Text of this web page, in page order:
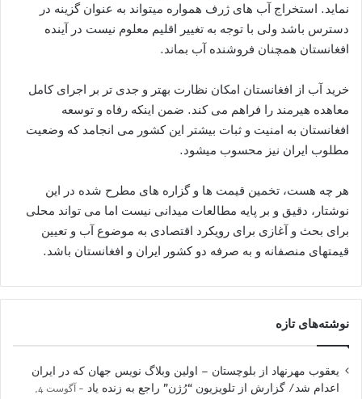
نماید. استخراج آب های ژرف همواره میتواند به عنوان گزینه در
دسترس باشد ولی با توجه به تغییر اقلیم معلوم نیست در آینده
افغانستان همچنان فروشنده آب بماند.
خرید آب از افغانستان امکان نظارت بهتر و جدی تر بر اجرای کامل
معاهده هیرمند را فراهم می کند. ضمن اینکه رفاه و توسعه
افغانستان به امنیت و ثبات بیشتر این کشور می انجامد که وضعیت
مطلوب ایران نیز محسوب میشود.
هر چه هست، تخمین قیمت ها و گزاره های مطرح شده در این
نوشتار، دقیق و بر پایه مطالعات میدانی نیست اما می تواند محلی
برای بحث و آغازی برای رویکرد اقتصادی به موضوع آب و تعیین
قیمتهای منصفانه و به صرفه دو کشور ایران و افغانستان باشد.
نوشته‌های تازه
یعقوب مهرنهاد از بلوچستان – اولین وبلاگ نویس جهان که در ایران
اعدام شد/ گزارش از تلویزیون “رُژن” راجع به زنده یاد
آگوست 4,